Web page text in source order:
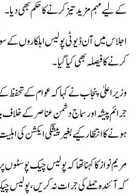
کے لیے مہم مزید تیز کرنے کا حکم بھی دیا۔
اجلاس میں آن ڈیوٹی پولیس اہلکاروں کے
کرنے کا فیصلہ بھی کیا گیا۔
وزیراعلیٰ پنجاب نے کہا کہ عوام کے تحفظ
جرائم پیشہ اور سماج دشمن عناصر کے خلاف
ہونے کا انتظار کیے بغیر پیشگی ایکشن کی
مریم نواز کا کہنا تھا کہ پولیس چیک
کہ آئندہ حملے کی جرات نہ کریں، پولیس